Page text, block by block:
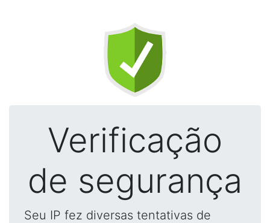
Verificação
de segurança
Seu IP fez diversas tentativas de